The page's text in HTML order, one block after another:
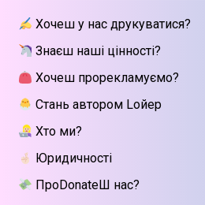
Хочеш у нас друкуватися?
Знаєш наші цінності?
Хочеш прорекламуємо?
Стань автором Lойер
Хто ми?
Юридичності
ПроDonateШ нас?